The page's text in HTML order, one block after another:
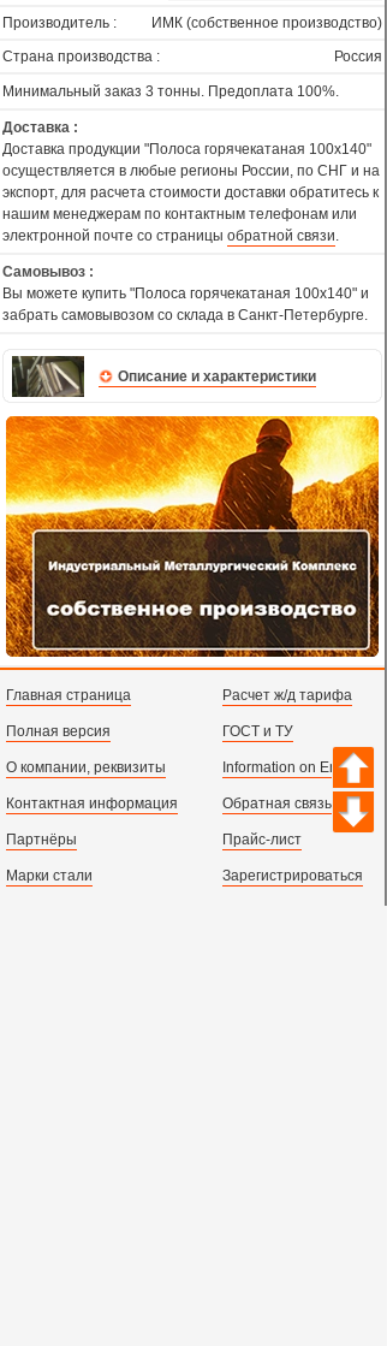
Производитель :
ИМК (собственное производство)
Страна производства :
Россия
Минимальный заказ 3 тонны. Предоплата 100%.
Доставка :
Доставка продукции "Полоса горячекатаная 100х140"
осуществляется в любые регионы России, по СНГ и на
экспорт, для расчета стоимости доставки обратитесь к
нашим менеджерам по контактным телефонам или
электронной почте со страницы обратной связи.
Самовывоз :
Вы можете купить "Полоса горячекатаная 100х140" и
забрать самовывозом со склада в Санкт-Петербурге.
Описание и характеристики
Главная страница
Полная версия
О компании, реквизиты
Контактная информация
Партнёры
Марки стали
Расчет ж/д тарифа
ГОСТ и ТУ
Information on English
Обратная связь
Прайс-лист
Зарегистрироваться